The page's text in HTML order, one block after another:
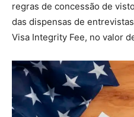
regras de concessão de
das dispensas de
Visa Integrity Fee, no valor